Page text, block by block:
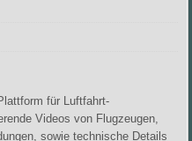
für Luftfahrt-
Videos von Flugzeugen,
sowie technische Details